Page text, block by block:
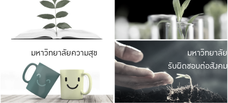
มีพื้นที่เขียวสดใส
เป็นป่าในเมือง เกษต
มหาวิทยาลัยความสุข มหาวิ
ค
เปิดประ
และพบเรื่องราวใ
มหาวิทยาลัย
รับผิดชอบต่อสังคม